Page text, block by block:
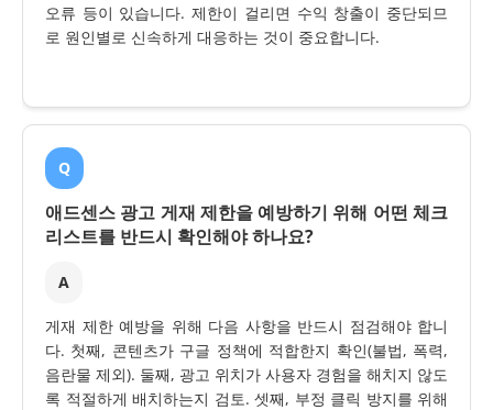
오류 등이 있습니다. 제한이 걸리면 수익 창출이 중단되므
로 원인별로 신속하게 대응하는 것이 중요합니다.
Q
애드센스 광고 게재 제한을 예방하기 위해 어떤 체크
리스트를 반드시 확인해야 하나요?
A
게재 제한 예방을 위해 다음 사항을 반드시 점검해야 합니
다. 첫째, 콘텐츠가 구글 정책에 적합한지 확인(불법, 폭력,
음란물 제외). 둘째, 광고 위치가 사용자 경험을 해치지 않도
록 적절하게 배치하는지 검토. 셋째, 부정 클릭 방지를 위해